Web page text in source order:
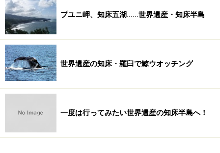
プユニ岬、知床五湖……世界遺産・知床半島
世界遺産の知床・羅臼で鯨ウオッチング
一度は行ってみたい世界遺産の知床半島へ！